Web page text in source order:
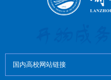
国内高校网站链接